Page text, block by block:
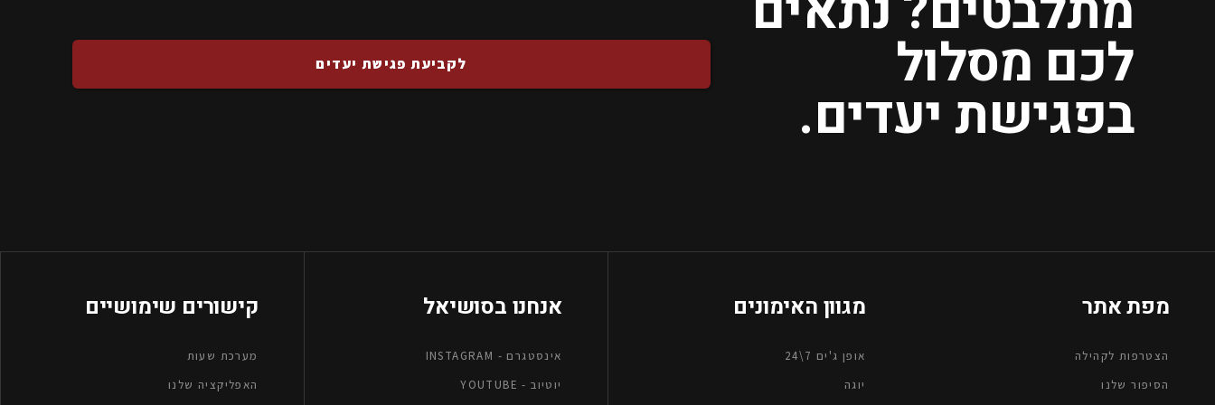
לכם מסלול
בפגישת יעדים.
לקביעת פגישת יעדים
מפת אתר
הצטרפות לקהילה
הסיפור שלנו
מגוון האימונים
אופן ג'ים 7\24
יוגה
אנחנו בסושיאל
אינסטגרם - INSTAGRAM
יוטיוב - YOUTUBE
קישורים שימושיים
מערכת שעות
האפליקציה שלנו